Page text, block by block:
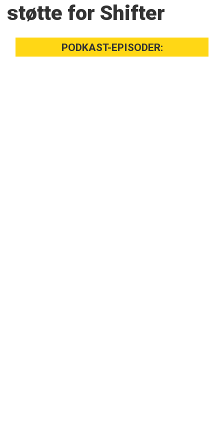
støtte for Shifter
PODKAST-EPISODER: